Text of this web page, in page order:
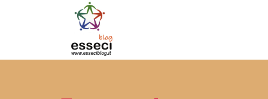
t